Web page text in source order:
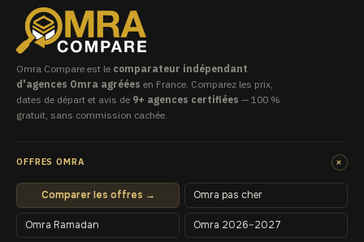
Omra Compare est le comparateur indépendant
d'agences Omra agréées en France. Comparez les prix,
dates de départ et avis de 9+ agences certifiées — 100 %
gratuit, sans commission cachée.
OFFRES OMRA +
Comparer les offres → Omra pas cher
Omra Ramadan Omra 2026–2027